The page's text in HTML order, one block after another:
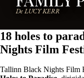
De LUCY KERR
18 holes to
Nights Film
Tallinn Black Nights Film